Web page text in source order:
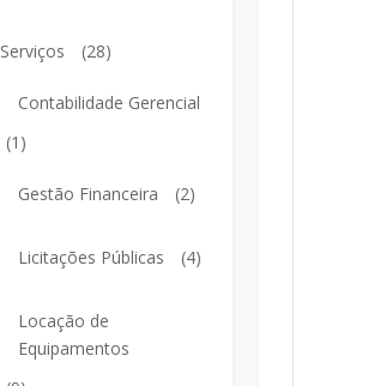
Serviços (28)
Contabilidade Gerencial
(1)
Gestão Financeira (2)
Licitações Públicas (4)
Locação de
Equipamentos